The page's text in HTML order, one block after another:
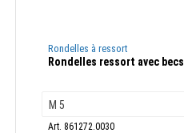
Rondelles à ressort
Rondelles ressort avec becs
Art. 861272.0030